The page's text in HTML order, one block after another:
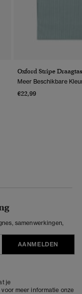
Oxford Stripe
Meer Beschikbare
€22,99
samenwerkingen,
AANMELDEN
je
meer informatie onze